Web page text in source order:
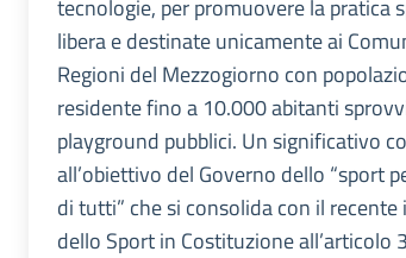
tecnologie, per promuovere la pratica
libera e destinate unicamente ai
Regioni del Mezzogiorno con
residente fino a 10.000 abitanti
playground pubblici. Un significativo
all’obiettivo del Governo dello “sport
di tutti” che si consolida con il recente
dello Sport in Costituzione all’articolo